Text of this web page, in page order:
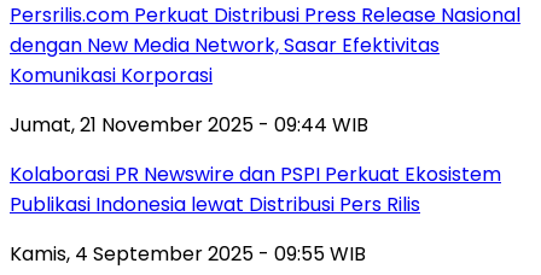
Persrilis.com Perkuat Distribusi Press Release Nasional
dengan New Media Network, Sasar Efektivitas
Komunikasi Korporasi
Jumat, 21 November 2025 - 09:44 WIB
Kolaborasi PR Newswire dan PSPI Perkuat Ekosistem
Publikasi Indonesia lewat Distribusi Pers Rilis
Kamis, 4 September 2025 - 09:55 WIB